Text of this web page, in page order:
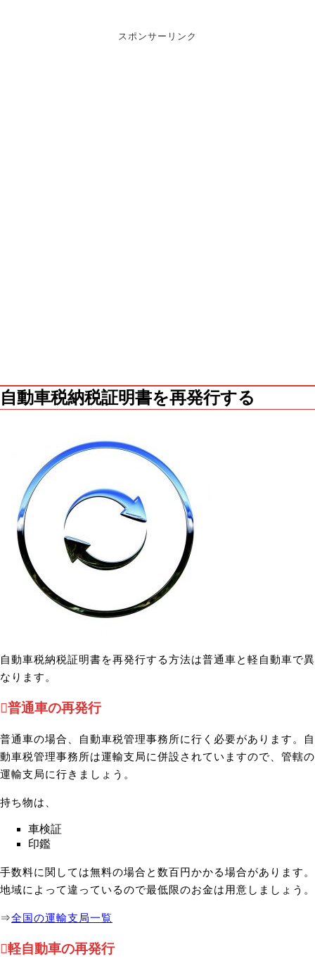
スポンサーリンク
自動車税納税証明書を再発行する
自動車税納税証明書を再発行する方法は普通車と軽自動車で異
なります。
普通車の再発行
普通車の場合、自動車税管理事務所に行く必要があります。自
動車税管理事務所は運輸支局に併設されていますので、管轄の
運輸支局に行きましょう。
持ち物は、
車検証
印鑑
手数料に関しては無料の場合と数百円かかる場合があります。
地域によって違っているので最低限のお金は用意しましょう。
⇒全国の運輸支局一覧
軽自動車の再発行